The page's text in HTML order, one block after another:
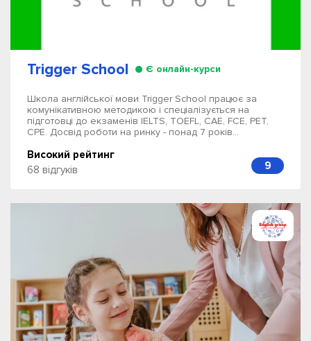
Trigger School Є онлайн-курси
Школа англійської мови Trigger School працює за
комунікативною методикою і спеціалізується на
підготовці до екзаменів IELTS, TOEFL, CAE, FCE, PET,
CPE. Досвід роботи на ринку - понад 7 років...
Високий рейтинг
68 відгуків
9